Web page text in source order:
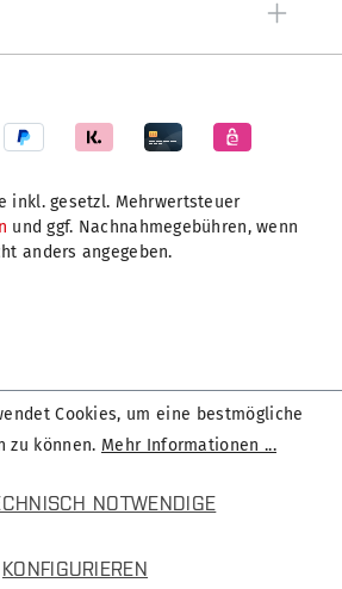
inkl. gesetzl. Mehrwertsteuer
und ggf. Nachnahmegebühren, wenn
anders angegeben.
Cookies, um eine bestmögliche
zu können. Mehr Informationen ...
NOTWENDIGE
KONFIGURIEREN